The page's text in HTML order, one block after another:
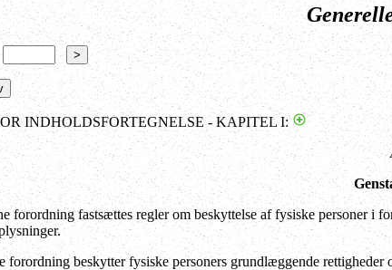
>
INDHOLDSFORTEGNELSE - KAPITEL I:
forordning fastsættes regler om beskyttelse af fysiske personer i
forordning beskytter fysiske personers grundlæggende